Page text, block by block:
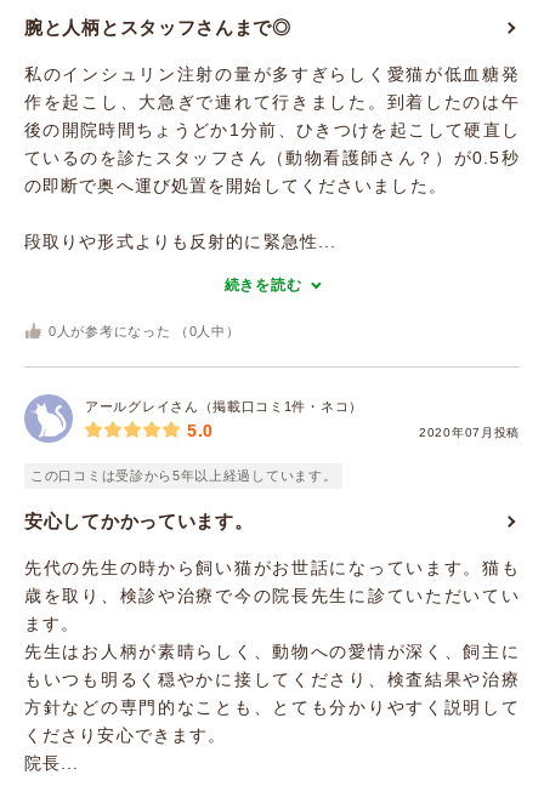
腕と人柄とスタッフさんまで◎
私のインシュリン注射の量が多すぎらしく愛猫が低血糖発
作を起こし、大急ぎで連れて行きました。到着したのは午
後の開院時間ちょうどか1分前、ひきつけを起こして硬直し
ているのを診たスタッフさん（動物看護師さん？）が0.5秒
の即断で奥へ運び処置を開始してくださいました。
段取りや形式よりも反射的に緊急性...
続きを読む
0 人が参考になった （ 0 人中）
アールグレイさん（掲載口コミ1件・ネコ）
2020年07月投稿
5.0
この口コミは受診から5年以上経過しています。
安心してかかっています。
先代の先生の時から飼い猫がお世話になっています。猫も
歳を取り、検診や治療で今の院長先生に診ていただいてい
ます。
先生はお人柄が素晴らしく、動物への愛情が深く、飼主に
もいつも明るく穏やかに接してくださり、検査結果や治療
方針などの専門的なことも、とても分かりやすく説明して
くださり安心できます。
院長...